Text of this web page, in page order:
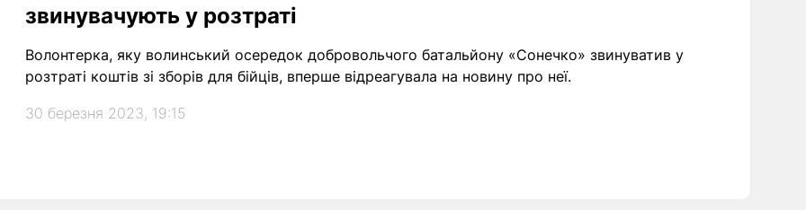
звинувачують у розтраті
Волонтерка, яку волинський осередок добровольчого батальйону «Сонечко» звинуватив у
розтраті коштів зі зборів для бійців, вперше відреагувала на новину про неї.
30 березня 2023, 19:15